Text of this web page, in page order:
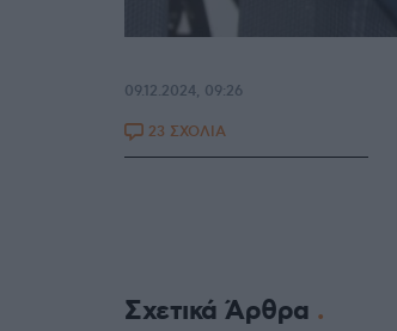
09.12.2024, 09:26
23 ΣΧΟΛΙΑ
Σχετικά Άρθρα